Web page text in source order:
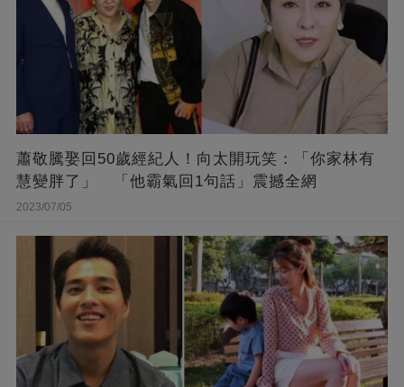
蕭敬騰娶回50歲經紀人！向太開玩笑：「你家林有
慧變胖了」 「他霸氣回1句話」震撼全網
2023/07/05